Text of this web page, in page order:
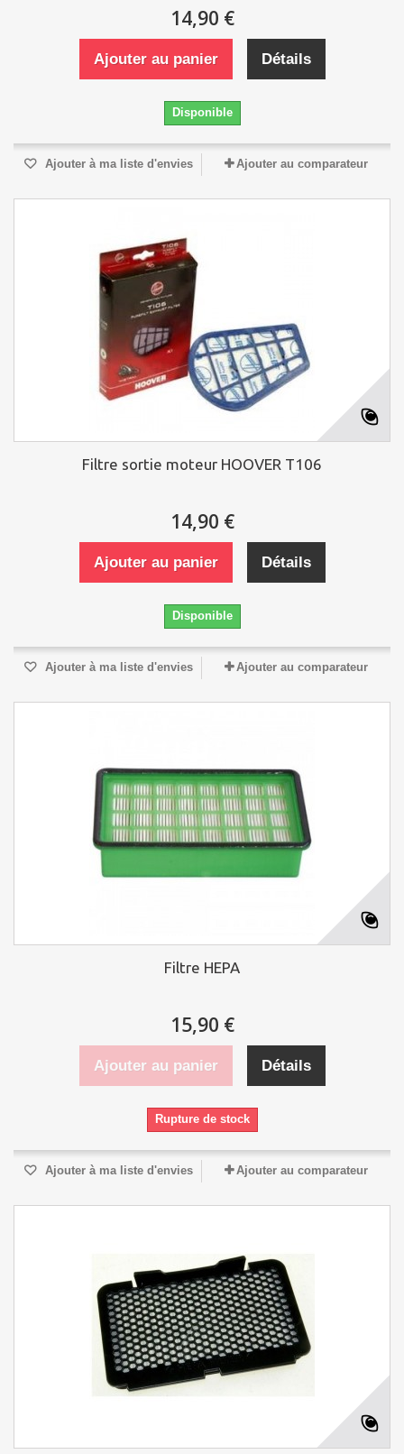
14,90 €
Ajouter au panier Détails
Disponible
Ajouter à ma liste d'envies Ajouter au comparateur
Filtre sortie moteur HOOVER T106
14,90 €
Ajouter au panier Détails
Disponible
Ajouter à ma liste d'envies Ajouter au comparateur
Filtre HEPA
15,90 €
Ajouter au panier Détails
Rupture de stock
Ajouter à ma liste d'envies Ajouter au comparateur